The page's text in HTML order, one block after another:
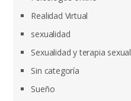
Realidad Virtual
sexualidad
Sexualidad y terapia sexual
Sin categoría
Sueño